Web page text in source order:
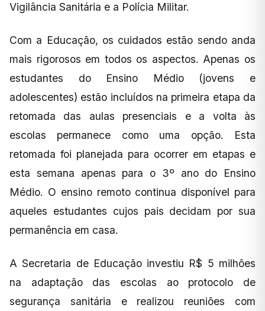
Vigilância Sanitária e a Polícia Militar.
Com a Educação, os cuidados estão sendo anda
mais rigorosos em todos os aspectos. Apenas os
estudantes do Ensino Médio (jovens e
adolescentes) estão incluídos na primeira etapa da
retomada das aulas presenciais e a volta às
escolas permanece como uma opção. Esta
retomada foi planejada para ocorrer em etapas e
esta semana apenas para o 3º ano do Ensino
Médio. O ensino remoto continua disponível para
aqueles estudantes cujos pais decidam por sua
permanência em casa.
A Secretaria de Educação investiu R$ 5 milhões
na adaptação das escolas ao protocolo de
segurança sanitária e realizou reuniões com